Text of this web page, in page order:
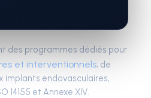
des programmes dédiés pour
et interventionnels, de
implants endovasculaires,
14155 et Annexe XIV.